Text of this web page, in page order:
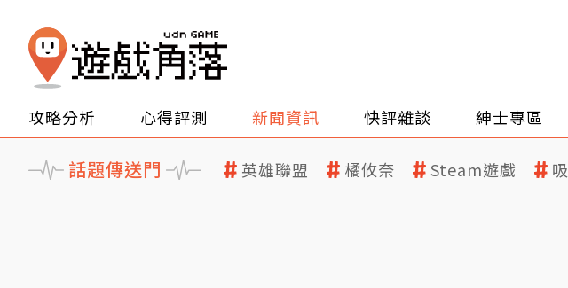
攻略分析 心得評測 新聞資訊 快評雜談 紳士專區
話題傳送門 英雄聯盟 橘攸奈 Steam遊戲